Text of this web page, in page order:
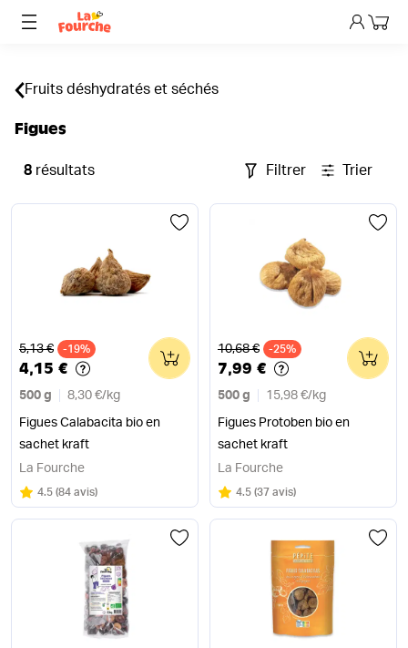
Mon
Fruits déshydratés et séchés
Figues
8 résultats Filtrer Trier
Ancien prix
5,13 € -19%
4,15 €
500 g 8,30 €/ kg
Figues Calabacita bio en
sachet kraft
0
La Fourche
Note
4.5 sur 5
(84 avis)
Ancien prix
10,68 € -25%
7,99 €
500 g 15,98 €/ kg
Figues Protoben bio en
sachet kraft
0
La Fourche
Note
4.5 sur 5
(37 avis)